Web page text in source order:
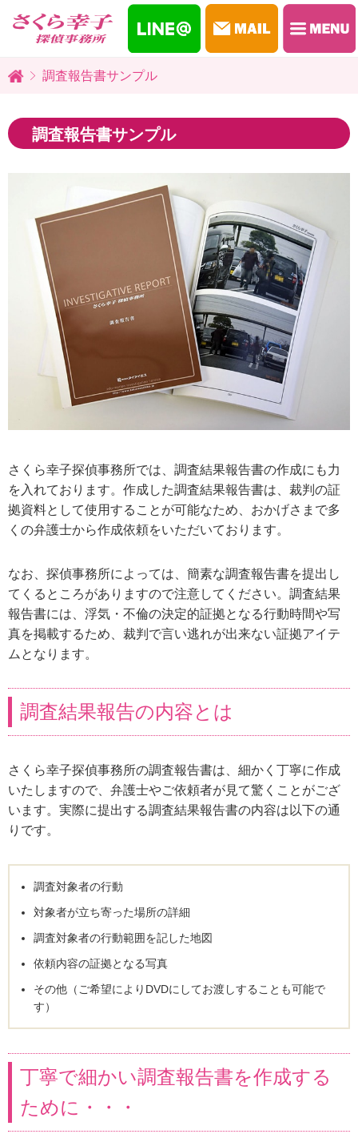
調査報告書サンプル
調査報告書サンプル
さくら幸子探偵事務所では、調査結果報告書の作成にも力
を入れております。作成した調査結果報告書は、裁判の証
拠資料として使用することが可能なため、おかげさまで多
くの弁護士から作成依頼をいただいております。
なお、探偵事務所によっては、簡素な調査報告書を提出し
てくるところがありますので注意してください。調査結果
報告書には、浮気・不倫の決定的証拠となる行動時間や写
真を掲載するため、裁判で言い逃れが出来ない証拠アイテ
ムとなります。
調査結果報告の内容とは
さくら幸子探偵事務所の調査報告書は、細かく丁寧に作成
いたしますので、弁護士やご依頼者が見て驚くことがござ
います。実際に提出する調査結果報告書の内容は以下の通
りです。
調査対象者の行動
対象者が立ち寄った場所の詳細
調査対象者の行動範囲を記した地図
依頼内容の証拠となる写真
その他（ご希望によりDVDにしてお渡しすることも可能で
す）
丁寧で細かい調査報告書を作成する
ために・・・